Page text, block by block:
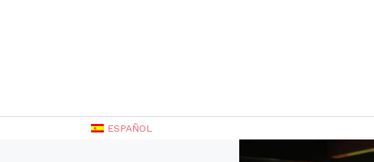
ESPAÑOL